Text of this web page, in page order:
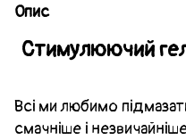
Опис
Стимулюючий
Всі ми любимо
смачніше і